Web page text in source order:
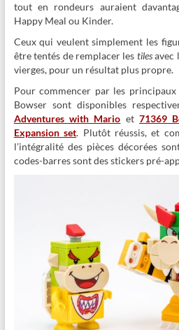
tout en rondeurs auraient
Happy Meal ou Kinder.
Ceux qui veulent simplement les
être tentés de remplacer les tilesavec
vierges, pour un résultat plus propre.
Pour commencer par les principaux
Bowser sont disponibles
Adventures with Mario et 71369
Expansion set. Plutôt réussis, et
l’intégralité des pièces décorées
codes-barres sont des stickers pré-